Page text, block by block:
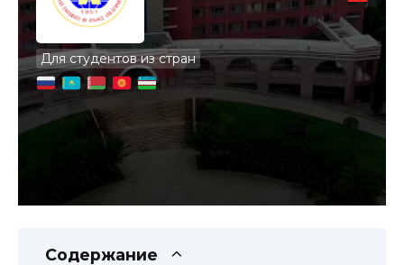
Для студентов из стран
Содержание